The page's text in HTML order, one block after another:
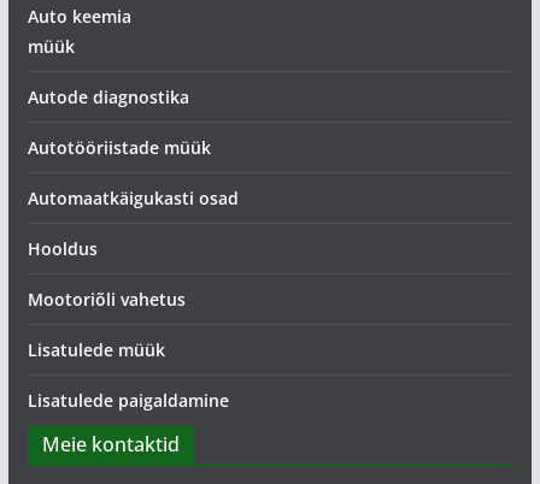
Auto keemia
müük
Autode diagnostika
Autotööriistade müük
Automaatkäigukasti osad
Hooldus
Mootoriõli vahetus
Lisatulede müük
Lisatulede paigaldamine
Meie kontaktid